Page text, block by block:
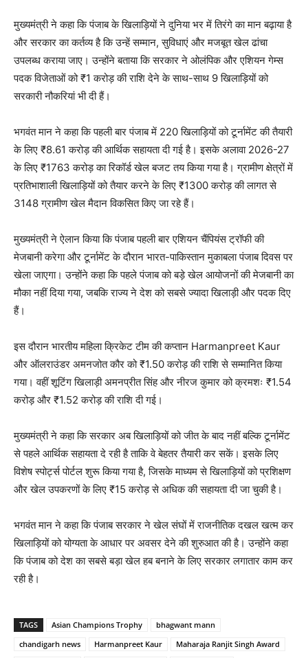
मुख्यमंत्री ने कहा कि पंजाब के खिलाड़ियों ने दुनिया भर में तिरंगे का मान बढ़ाया है
और सरकार का कर्तव्य है कि उन्हें सम्मान, सुविधाएं और मजबूत खेल ढांचा
उपलब्ध कराया जाए। उन्होंने बताया कि सरकार ने ओलंपिक और एशियन गेम्स
पदक विजेताओं को ₹1 करोड़ की राशि देने के साथ-साथ 9 खिलाड़ियों को
सरकारी नौकरियां भी दी हैं।
भगवंत मान ने कहा कि पहली बार पंजाब में 220 खिलाड़ियों को टूर्नामेंट की तैयारी
के लिए ₹8.61 करोड़ की आर्थिक सहायता दी गई है। इसके अलावा 2026-27
के लिए ₹1763 करोड़ का रिकॉर्ड खेल बजट तय किया गया है। ग्रामीण क्षेत्रों में
प्रतिभाशाली खिलाड़ियों को तैयार करने के लिए ₹1300 करोड़ की लागत से
3148 ग्रामीण खेल मैदान विकसित किए जा रहे हैं।
मुख्यमंत्री ने ऐलान किया कि पंजाब पहली बार एशियन चैंपियंस ट्रॉफी की
मेजबानी करेगा और टूर्नामेंट के दौरान भारत-पाकिस्तान मुकाबला पंजाब दिवस पर
खेला जाएगा। उन्होंने कहा कि पहले पंजाब को बड़े खेल आयोजनों की मेजबानी का
मौका नहीं दिया गया, जबकि राज्य ने देश को सबसे ज्यादा खिलाड़ी और पदक दिए
हैं।
इस दौरान भारतीय महिला क्रिकेट टीम की कप्तान Harmanpreet Kaur
और ऑलराउंडर अमनजोत कौर को ₹1.50 करोड़ की राशि से सम्मानित किया
गया। वहीं शूटिंग खिलाड़ी अमनप्रीत सिंह और नीरज कुमार को क्रमशः ₹1.54
करोड़ और ₹1.52 करोड़ की राशि दी गई।
मुख्यमंत्री ने कहा कि सरकार अब खिलाड़ियों को जीत के बाद नहीं बल्कि टूर्नामेंट
से पहले आर्थिक सहायता दे रही है ताकि वे बेहतर तैयारी कर सकें। इसके लिए
विशेष स्पोर्ट्स पोर्टल शुरू किया गया है, जिसके माध्यम से खिलाड़ियों को प्रशिक्षण
और खेल उपकरणों के लिए ₹15 करोड़ से अधिक की सहायता दी जा चुकी है।
भगवंत मान ने कहा कि पंजाब सरकार ने खेल संघों में राजनीतिक दखल खत्म कर
खिलाड़ियों को योग्यता के आधार पर अवसर देने की शुरुआत की है। उन्होंने कहा
कि पंजाब को देश का सबसे बड़ा खेल हब बनाने के लिए सरकार लगातार काम कर
रही है।
TAGS Asian Champions Trophy
bhagwant mann
chandigarh news
Harmanpreet Kaur
Maharaja Ranjit Singh Award